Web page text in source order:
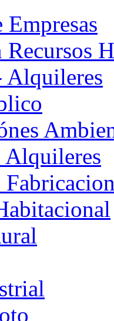
Alquileres
Alquileres